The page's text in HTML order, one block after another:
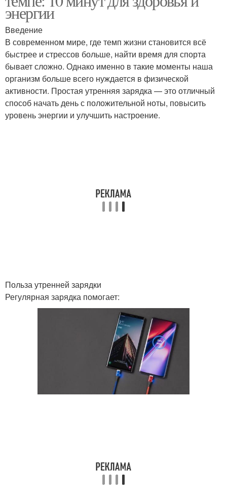
энергии
Введение
В современном мире, где темп жизни становится всё
быстрее и стрессов больше, найти время для спорта
бывает сложно. Однако именно в такие моменты наша
организм больше всего нуждается в физической
активности. Простая утренняя зарядка — это отличный
способ начать день с положительной ноты, повысить
уровень энергии и улучшить настроение.
Польза утренней зарядки
Регулярная зарядка помогает: